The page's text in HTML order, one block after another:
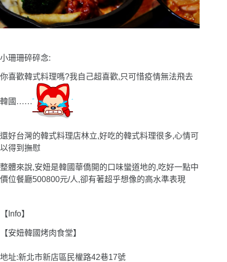
小珊珊碎碎念:
你喜歡韓式料理嗎?我自己超喜歡,只可惜疫情無法飛去
韓國 ……
還好台灣的韓式料理店林立,好吃的韓式料理很多,心情可
以得到撫慰
整體來說,安妞是韓國華僑開的口味蠻道地的,吃好一點中
價位餐廳500800元/人,卻有著超乎想像的高水準表現
【Info】
【安妞韓國烤肉食堂】
地址:新北市新店區民權路42巷17號